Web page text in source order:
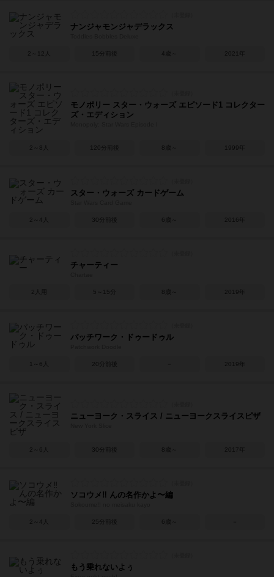
ナンジャモンジャデラックス
2～12人 15分前後 4歳～ 2021年
モノポリー スター・ウォーズ エピソード1 コレクター
ズ・エディション
2～8人 120分前後 8歳～ 1999年
スター・ウォーズ カードゲーム
2～4人 30分前後 6歳～ 2016年
チャーティー
2人用 5～15分 8歳～ 2019年
パッチワーク・ドゥードゥル
1～6人 20分前後 2019年
ニューヨーク・スライス / ニューヨークスライスピザ
2～6人 30分前後 8歳～ 2017年
ソコウメ‼︎ んの名作かよ〜編
2～4人 25分前後 6歳～
もう乗れないよぅ